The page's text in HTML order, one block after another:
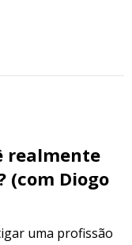
realmente
(com Diogo
uma profissão